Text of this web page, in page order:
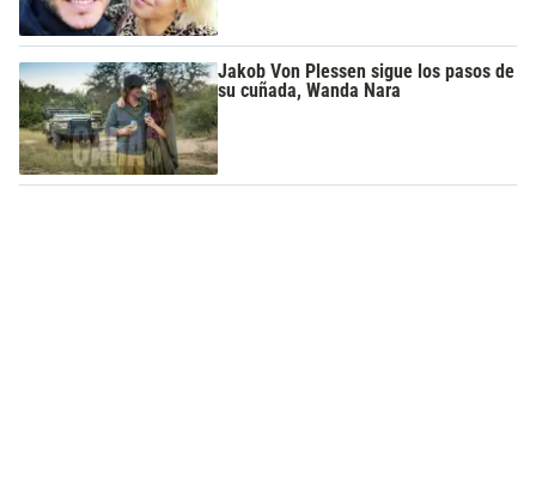
Jakob Von Plessen sigue los pasos de
su cuñada, Wanda Nara